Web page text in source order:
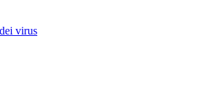
virus